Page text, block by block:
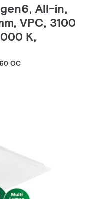
All-in,
VPC, 3100
K,
OC